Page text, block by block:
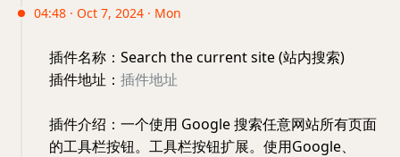
04:48 · Oct 7, 2024 · Mon
插件名称：Search the current site (站内搜索)
插件地址： 插件地址
插件介绍：一个使用 Google 搜索任意网站所有页面
的工具栏按钮。工具栏按钮扩展。使用Google、